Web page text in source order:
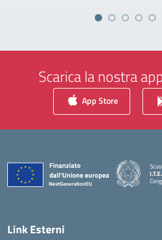
Scarica la nostra
App Store
—
Link Esterni